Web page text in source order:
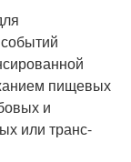
пищевых
и
или транс-